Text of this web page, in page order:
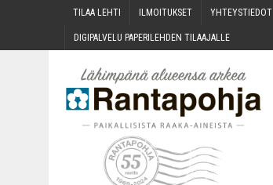
TILAA LEH­TI ILMOI­TUK­SET YHTEYS­TIE­DOT
DIGI­PAL­VE­LU PAPE­RI­LEH­DEN TILAAJALLE